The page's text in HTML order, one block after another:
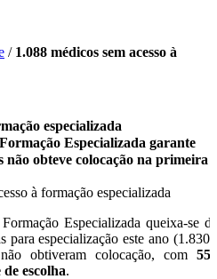
/ 1.088 médicos sem acesso à
especializada
Especializada garante
obteve colocação na primeira
Especializada queixa-se de
para especialização este ano (1.830),
obtiveram colocação, com 550
de escolha.